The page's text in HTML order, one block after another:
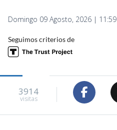
Domingo 09 Agosto, 2026 | 11:59
Seguimos criterios de
3914
visitas